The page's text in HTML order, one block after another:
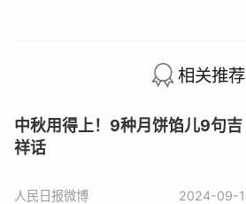
相关推荐
中秋用得上！9种月饼馅儿9句吉
祥话
人民日报微博 2024-09-